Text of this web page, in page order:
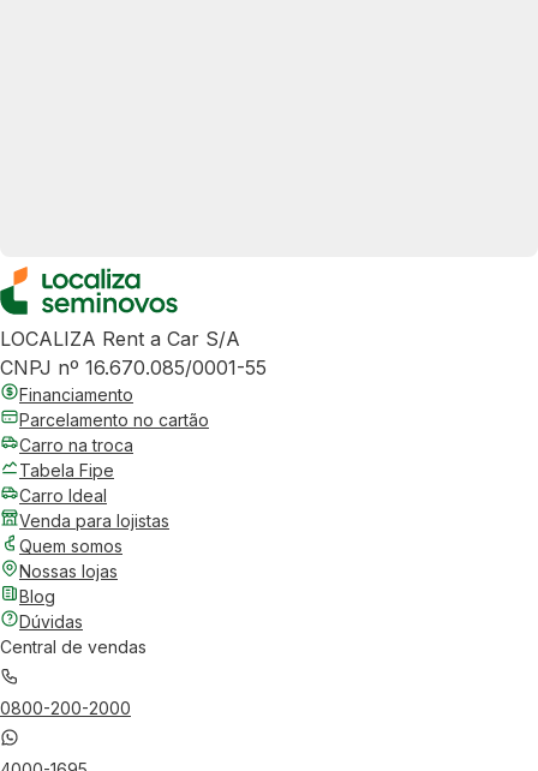
LOCALIZA Rent a Car S/A
CNPJ nº 16.670.085/0001-55
Financiamento
Parcelamento no cartão
Carro na troca
Tabela Fipe
Carro Ideal
Venda para lojistas
Quem somos
Nossas lojas
Blog
Dúvidas
Central de vendas
0800-200-2000